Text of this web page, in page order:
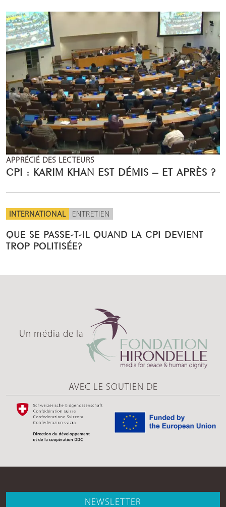
APPRÉCIÉ DES LECTEURS
CPI : KARIM KHAN EST DÉMIS – ET APRÈS ?
INTERNATIONAL ENTRETIEN
QUE SE PASSE-T-IL QUAND LA CPI DEVIENT
TROP POLITISÉE?
Un média de la
AVEC LE SOUTIEN DE
NEWSLETTER